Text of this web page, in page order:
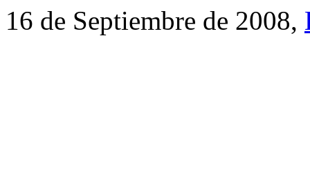
16 de Septiembre de 2008,